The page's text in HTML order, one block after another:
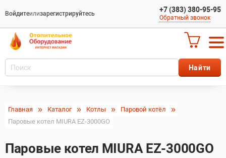
Войдитеилизарегистрируйтесь +7 (383) 380-95-95
Обратный звонок
Главная Каталог Котлы
Паровой котёл
Паровые котел MIURA EZ-3000GO
Паровые котел MIURA EZ-3000GO